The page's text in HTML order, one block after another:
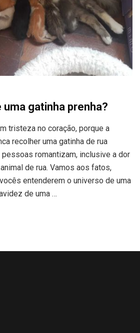
uma gatinha prenha?
tristeza no coração, porque a
recolher uma gatinha de rua
pessoas romantizam, inclusive a dor
de rua. Vamos aos fatos,
entenderem o universo de uma
de uma …